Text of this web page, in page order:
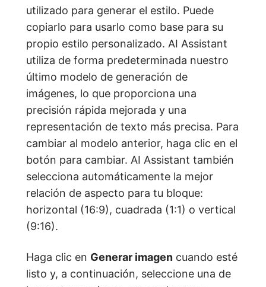
utilizado para generar el estilo. Puede
copiarlo para usarlo como base para su
propio estilo personalizado. AI Assistant
utiliza de forma predeterminada nuestro
último modelo de generación de
imágenes, lo que proporciona una
precisión rápida mejorada y una
representación de texto más precisa. Para
cambiar al modelo anterior, haga clic en el
botón para cambiar. AI Assistant también
selecciona automáticamente la mejor
relación de aspecto para tu bloque:
horizontal (16:9), cuadrada (1:1) o vertical
(9:16).
Haga clic en Generar imagen cuando esté
listo y, a continuación, seleccione una de